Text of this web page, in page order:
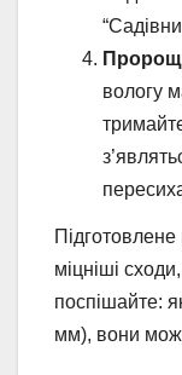
вологу
міцніші
поспішайте:
мм), вони